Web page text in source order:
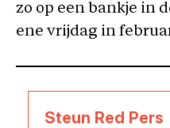
zo op een bankje in
ene vrijdag in
Steun Red Pers